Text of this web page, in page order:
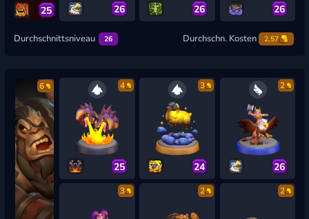
25 26 26 26
Durchschnittsniveau 26 Durchschn. Kosten 2.57
6 4
25
3
24
2
26
3 2 2